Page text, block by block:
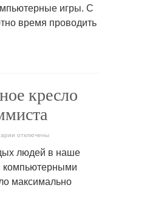
офис
программиста
игры. С
время проводить
кресло
Компьютерное
кресло
программиста
отключены
людей в наше
компьютерными
максимально